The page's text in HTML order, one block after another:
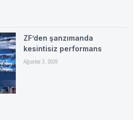
ZF’den şanzımanda
kesintisiz performans
Ağustos 3, 2026